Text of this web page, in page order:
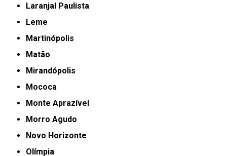
Laranjal Paulista
Leme
Martinópolis
Matão
Mirandópolis
Mococa
Monte Aprazível
Morro Agudo
Novo Horizonte
Olímpia